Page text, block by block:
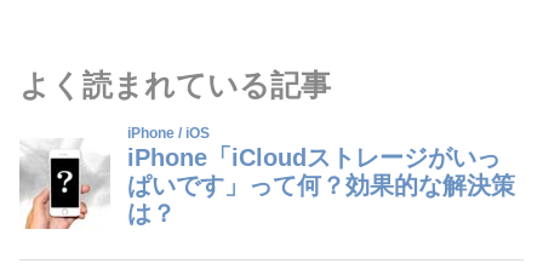
よく読まれている記事